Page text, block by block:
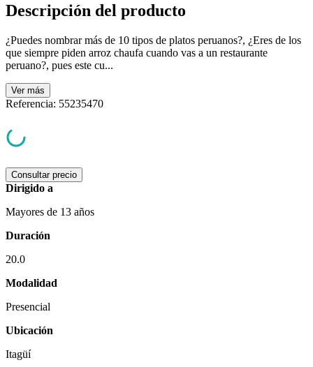
Descripción del producto
¿Puedes nombrar más de 10 tipos de platos peruanos?, ¿Eres de los
que siempre piden arroz chaufa cuando vas a un restaurante
peruano?, pues este cu...
Ver más
Referencia: 55235470
Consultar precio
Dirigido a
Mayores de 13 años
Duración
20.0
Modalidad
Presencial
Ubicación
Itagüí